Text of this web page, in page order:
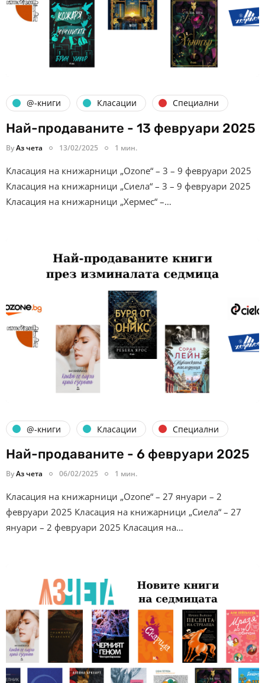
@-книги Класации Специални
Най-продаваните - 13 февруари 2025
ByАз чета 13/02/2025 1 мин.
Класация на книжарници „Ozone“ – 3 – 9 февруари 2025
Класация на книжарници „Сиела“ – 3 – 9 февруари 2025
Класация на книжарници „Хермес“ –…
@-книги Класации Специални
Най-продаваните - 6 февруари 2025
ByАз чета 06/02/2025 1 мин.
Класация на книжарници „Ozone“ – 27 януари – 2
февруари 2025 Класация на книжарници „Сиела“ – 27
януари – 2 февруари 2025 Класация на…